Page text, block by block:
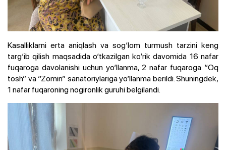
Kasalliklarni erta aniqlash va sog‘lom turmush tarzini keng
targ‘ib qilish maqsadida o‘tkazilgan ko‘rik davomida 16 nafar
fuqaroga davolanishi uchun yo‘llanma, 2 nafar fuqaroga “Oq
tosh” va “Zomin” sanatoriylariga yo‘llanma berildi. Shuningdek,
1 nafar fuqaroning nogironlik guruhi belgilandi.